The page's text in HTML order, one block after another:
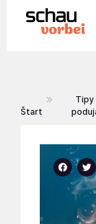
Štart
Tipy